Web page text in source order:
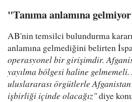
"Tanıma anlamına
AB'nin temsilci bulundurma
anlamına gelmediğini belirten
operasyonel bir girişimdir.
yayılma bölgesi haline
uluslararası örgütlerle
işbirliği içinde olacağız"diye